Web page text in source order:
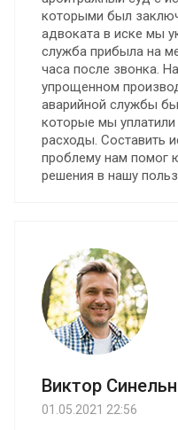
которыми был
адвоката в иске мы
служба прибыла на
часа после звонка.
упрощенном
аварийной службы
которые мы
расходы. Составить
проблему нам помог
решения в нашу
Виктор
01.05.2021 22:56